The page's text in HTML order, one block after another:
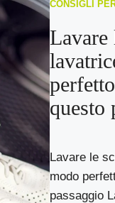
CONSIGLI
Lavare
questo
Lavare le
modo
passaggio